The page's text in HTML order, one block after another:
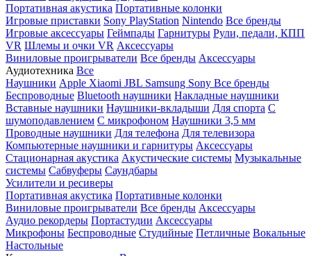
Портативная акустика Портативные колонки
Игровые приставки Sony PlayStation Nintendo Все бренды
Игровые аксессуары Геймпады Гарнитуры Рули, педали, КПП
VR Шлемы и очки VR Аксессуары
Виниловые проигрыватели Все бренды Аксессуары
Аудиотехника Все
Наушники Apple Xiaomi JBL Samsung Sony Все бренды
Беспроводные Bluetooth наушники Накладные наушники
Вставные наушники Наушники-вкладыши Для спорта С
шумоподавлением С микрофоном Наушники 3,5 мм
Проводные наушники Для телефона Для телевизора
Компьютерные наушники и гарнитуры Аксессуары
Стационарная акустика Акустические системы Музыкальные
системы Сабвуферы Саундбары
Усилители и ресиверы
Портативная акустика Портативные колонки
Виниловые проигрыватели Все бренды Аксессуары
Аудио рекордеры Портастудии Аксессуары
Микрофоны Беспроводные Студийные Петличные Вокальные
Настольные